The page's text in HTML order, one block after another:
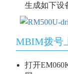
生成如下设
MBIM拨号
打开